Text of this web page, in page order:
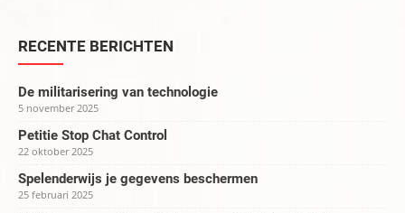
RECENTE BERICHTEN
De militarisering van technologie
5 november 2025
Petitie Stop Chat Control
22 oktober 2025
Spelenderwijs je gegevens beschermen
25 februari 2025